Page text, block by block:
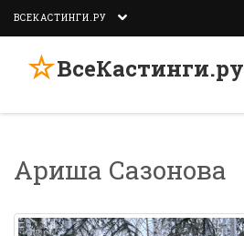
ВСЕКАСТИНГИ.РУ
☆ВсеКастинги.ру
Ариша Сазонова